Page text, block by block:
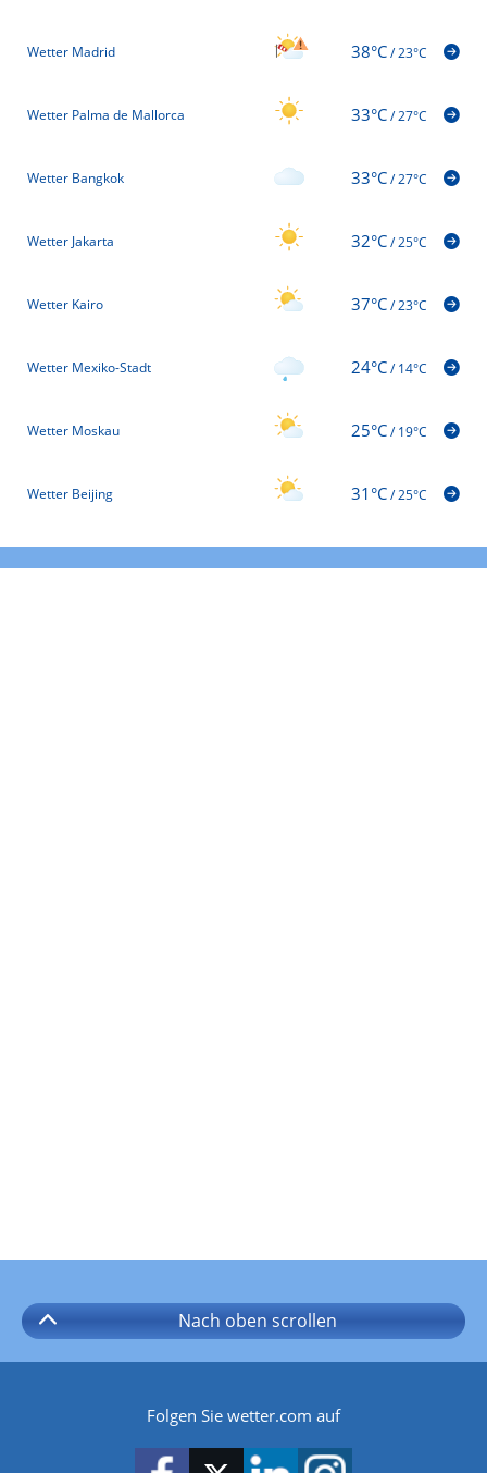
Wetter Madrid 38°C/23°C
Wetter Palma de Mallorca 33°C/27°C
Wetter Bangkok 33°C/27°C
Wetter Jakarta 32°C/25°C
Wetter Kairo 37°C/23°C
Wetter Mexiko-Stadt 24°C/14°C
Wetter Moskau 25°C/19°C
Wetter Beijing 31°C/25°C
Nach oben scrollen
Folgen Sie wetter.com auf